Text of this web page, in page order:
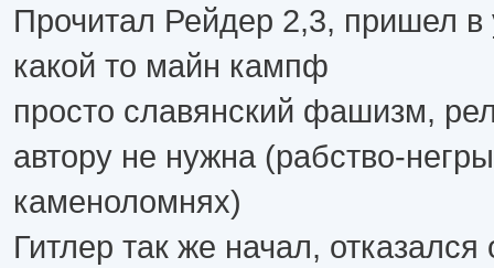
Прочитал Рейдер 2,3, пришел в
какой то майн кампф
просто славянский фашизм,
автору не нужна (рабство-
каменоломнях)
Гитлер так же начал,